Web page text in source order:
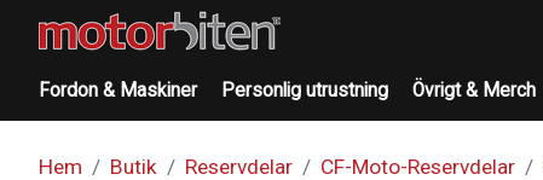
Fordon & Maskiner Personlig utrustning Övrigt & Merch
Hem Butik Reservdelar CF-Moto-Reservdelar